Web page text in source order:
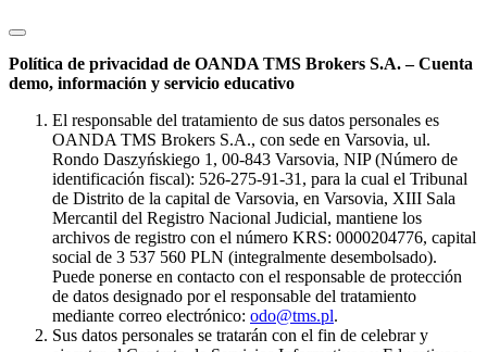
Política de privacidad de OANDA TMS Brokers S.A. – Cuenta
demo, información y servicio educativo
El responsable del tratamiento de sus datos personales es
OANDA TMS Brokers S.A., con sede en Varsovia, ul.
Rondo Daszyńskiego 1, 00-843 Varsovia, NIP (Número de
identificación fiscal): 526-275-91-31, para la cual el Tribunal
de Distrito de la capital de Varsovia, en Varsovia, XIII Sala
Mercantil del Registro Nacional Judicial, mantiene los
archivos de registro con el número KRS: 0000204776, capital
social de 3 537 560 PLN (integralmente desembolsado).
Puede ponerse en contacto con el responsable de protección
de datos designado por el responsable del tratamiento
mediante correo electrónico: odo@tms.pl.
Sus datos personales se tratarán con el fin de celebrar y